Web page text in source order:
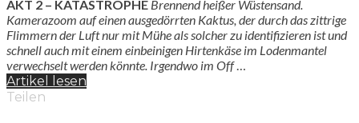
AKT 2 – KATASTROPHE Brennend heißer Wüstensand.
Kamerazoom auf einen ausgedörrten Kaktus, der durch das zittrige
Flimmern der Luft nur mit Mühe als solcher zu identifizieren ist und
schnell auch mit einem einbeinigen Hirtenkäse im Lodenmantel
verwechselt werden könnte. Irgendwo im Off…
Artikel lesen
Teilen